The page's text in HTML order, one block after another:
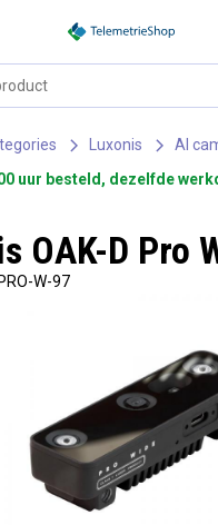
Luxonis
AI
uur besteld, dezelfde
OAK-D Pro
W-97